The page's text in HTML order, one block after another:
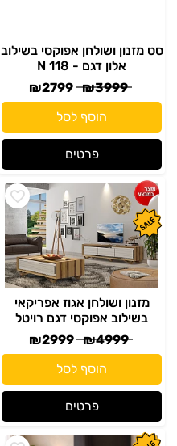
סט מזנון ושולחן אפוקסי בשילוב
אלון דגם - N 118
₪3999
₪2799
הוסף לסל
פרטים
מזנון ושולחן אגוז אפריקאי
בשילוב אפוקסי דגם רויטל
₪4999
₪2999
הוסף לסל
פרטים